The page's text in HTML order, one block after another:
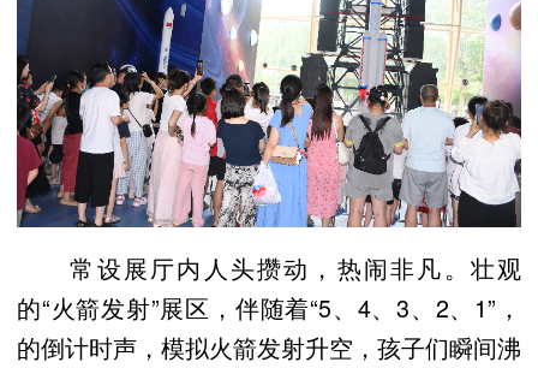
常设展厅内人头攒动，热闹非凡。壮观
的“火箭发射”展区，伴随着“5、4、3、2、1”，
的倒计时声，模拟火箭发射升空，孩子们瞬间沸